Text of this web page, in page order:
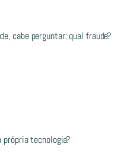
cabe perguntar: qual fraude?
própria tecnologia?